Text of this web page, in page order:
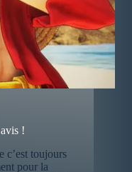
!
c’est toujours
pour la